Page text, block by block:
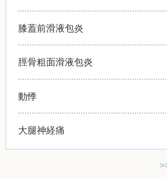
膝蓋前滑液包炎
脛骨粗面滑液包炎
動悸
大腿神経痛